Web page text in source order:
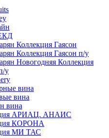
Коллекция Гаясон
Коллекция Гаясон п/у
Новогодняя Коллекция
у
вина
вина
вина
АРИАЦ. АНАИС
КОРОНА
МИ ТАС